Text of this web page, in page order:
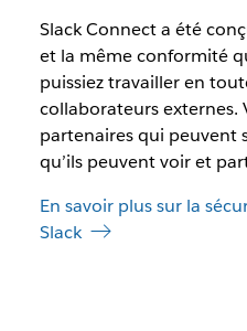
SlackConnect a été
et la même conformité
puissiez travailler en
collaborateurs externes.
partenaires qui peuvent
qu’ils peuvent voir et
En savoir plus sur la
Slack